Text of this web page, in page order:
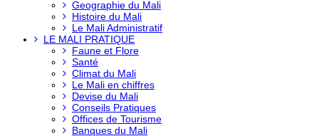
Geographie du Mali
Histoire du Mali
Le Mali Administratif
LE MALI PRATIQUE
Faune et Flore
Santé
Climat du Mali
Le Mali en chiffres
Devise du Mali
Conseils Pratiques
Offices de Tourisme
Banques du Mali